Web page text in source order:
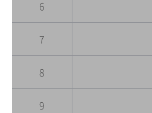
6
7
8
9